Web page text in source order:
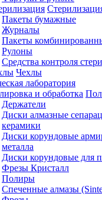
Пакеты бумажные
Журналы
Пакеты
Рулоны
Средства контроля
Чехлы
лаборатория
Держатели
Диски алмазные
керамики
Диски корундовые
металла
Диски корундовые для
Фрезы Кристалл
Полиры
Спеченные алмазы